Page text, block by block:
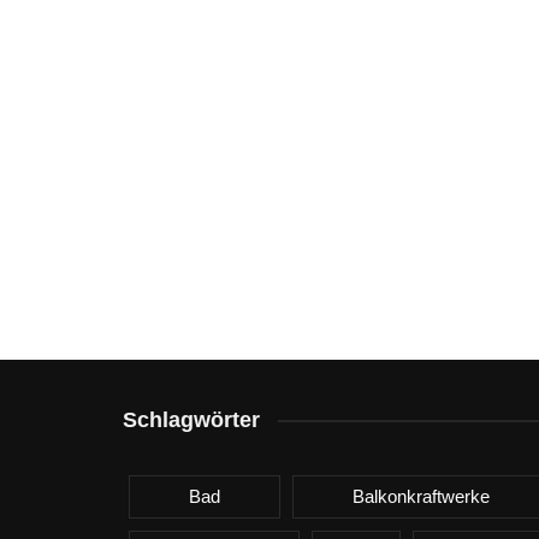
Schlagwörter
Bad Balkonkraftwerke